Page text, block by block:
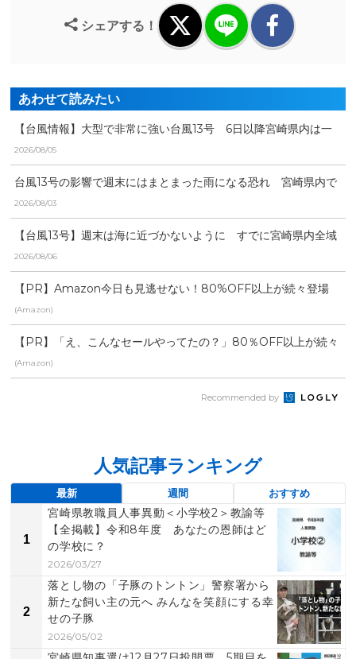
シェアする！
あわせて読みたい
【台風情報】大型で非常に強い台風13号 6日以降宮崎県内は一
部が強風域の恐れ 海...
2026/08/05
台風13号の影響で週末にはまとまった雨になる恐れ 宮崎県内で
も十分な注意を
2026/08/03
【台風13号】週末は海に近づかないように すでに宮崎県内全域
が強風域に 平野部で...
2026/08/06
【PR】Amazon今日も見逃せない！80%OFF以上が続々登場
(Amazon)
【PR】「え、こんなセールやってたの？」80％OFF以上が続々
登場！Amazonの本気が...
(Amazon)
Recommended by
人気記事ランキング
最新 週間 おすすめ
1
宮崎県教職員人事異動＜小学校2＞教諭等
【全掲載】令和8年度 あなたの恩師はど
の学校に？
2026/03/27
2
落とし物の「子豚のトントン」警察署から
新たな飼い主の元へ みんなを笑顔にする幸
せの子豚
2026/05/02